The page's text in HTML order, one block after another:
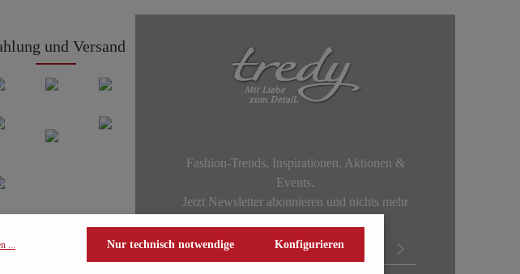
und Versand
Fashion-Trends, Inspirationen, Aktionen &
Events.
Jetzt Newsletter abonnieren und nichts mehr
... Nur technisch notwendige Konfigurieren